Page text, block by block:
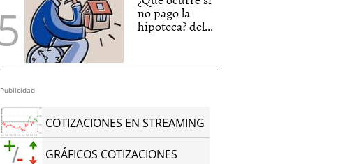
no pago la
hipoteca? del...
Publicidad
COTIZACIONES EN STREAMING
GRÁFICOS COTIZACIONES